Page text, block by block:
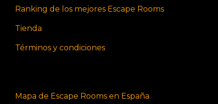
Ranking de los mejores Escape Rooms
Tienda
Términos y condiciones
Mapa de Escape Rooms en España